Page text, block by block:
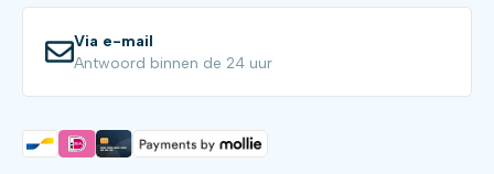
Via e-mail
Antwoord binnen de 24 uur